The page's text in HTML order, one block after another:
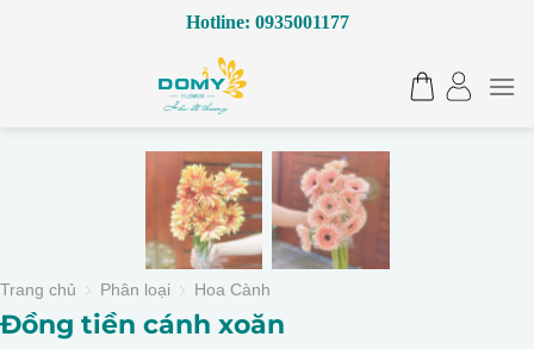
Hotline: 0935001177
Trang chủ Phân loại Hoa Cành
Đồng tiền cánh xoăn